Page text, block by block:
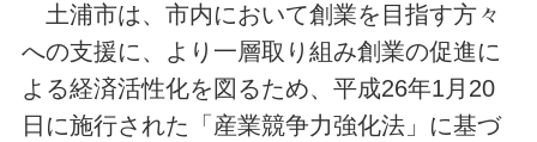
土浦市は、市内において創業を目指す方々
への支援に、より一層取り組み創業の促進に
よる経済活性化を図るため、平成26年1月20
日に施行された「産業競争力強化法」に基づ